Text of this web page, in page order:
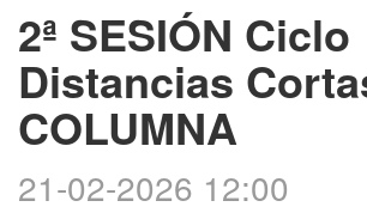
2ª SESIÓN Ciclo
Distancias
COLUMNA
21-02-2026 12:00